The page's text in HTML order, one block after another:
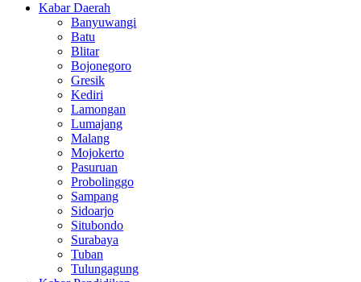
Kabar Daerah
Banyuwangi
Batu
Blitar
Bojonegoro
Gresik
Kediri
Lamongan
Lumajang
Malang
Mojokerto
Pasuruan
Probolinggo
Sampang
Sidoarjo
Situbondo
Surabaya
Tuban
Tulungagung